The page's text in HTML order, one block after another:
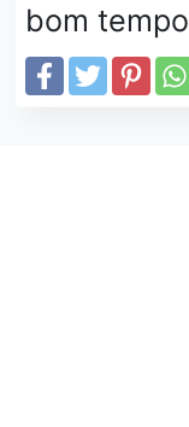
bom tempo